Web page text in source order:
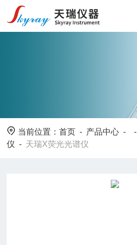
当前位置：首页 - 产品中心 - -
仪 - 天瑞X荧光光谱仪